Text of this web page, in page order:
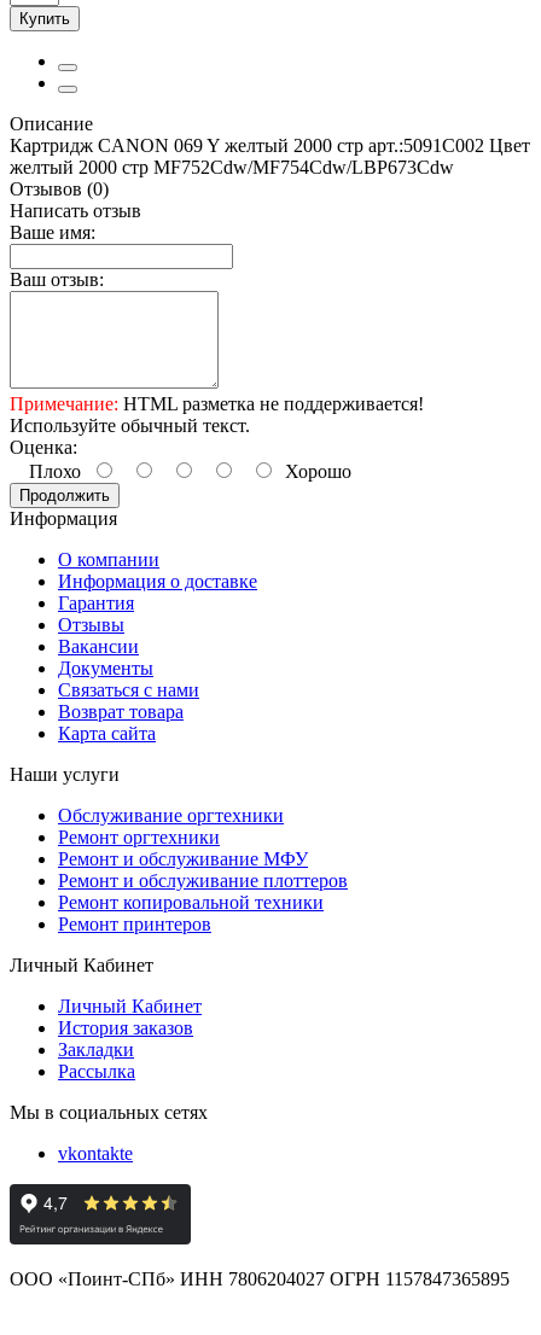
Купить
Описание
Картридж CANON 069 Y желтый 2000 стр арт.:5091C002 Цвет
желтый 2000 стр MF752Cdw/MF754Cdw/LBP673Cdw
Отзывов (0)
Написать отзыв
Ваше имя:
Ваш отзыв:
Примечание: HTML разметка не поддерживается!
Используйте обычный текст.
Оценка:
Плохо
Хорошо
Продолжить
Информация
О компании
Информация о доставке
Гарантия
Отзывы
Вакансии
Документы
Связаться с нами
Возврат товара
Карта сайта
Наши услуги
Обслуживание оргтехники
Ремонт оргтехники
Ремонт и обслуживание МФУ
Ремонт и обслуживание плоттеров
Ремонт копировальной техники
Ремонт принтеров
Личный Кабинет
Личный Кабинет
История заказов
Закладки
Рассылка
Мы в социальных сетях
vkontakte
ООО «Поинт-СПб» ИНН 7806204027 ОГРН 1157847365895